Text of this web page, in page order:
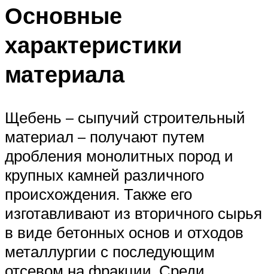
Основные
характеристики
материала
Щебень – сыпучий строительный
материал – получают путем
дробления монолитных пород и
крупных камней различного
происхождения. Также его
изготавливают из вторичного сырья
в виде бетонных основ и отходов
металлургии с последующим